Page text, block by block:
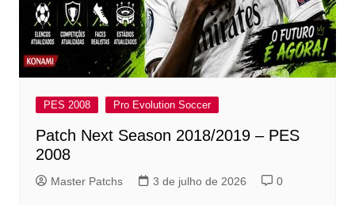
PES 2008 Pro Evolution Soccer
Patch Next Season 2018/2019 – PES
2008
Master Patchs 3 de julho de 2026 0